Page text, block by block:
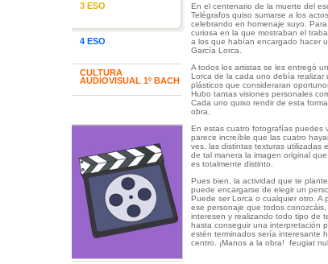
3 ESO
4 ESO
CULTURA
AUDIOVISUAL 1º BACH
En el centenario de la muerte del
Telégrafos quiso sumarse a los
celebrando en homenaje suyo.
curiosa en la que mostraban el
a los que habían encargado hacer
García Lorca.
A todos los artistas se les entregó
Lorca de la cada uno debía realizar
plásticos que consideraran
Hubo tantas visiones personales
Cada uno quiso rendir de esta
obra.
En estas cuatro fotografías puedes
parece increíble que las cuatro
ves, las distintas texturas utilizadas
de tal manera la imagen original
es totalmente distinto.
Pues bien, la actividad que te
puede encargarse de elegir un
Puede ser Lorca o cualquier otro. A
ese personaje que todos
interesen y realizando todo tipo de
hasta conseguir una interpretación
estén terminados sería interesante
centro. ¡Manos a la obra! feugiat